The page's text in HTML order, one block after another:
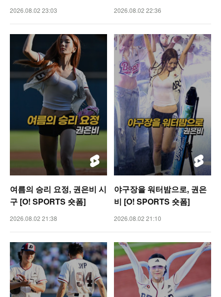
2026.08.02 23:03 2026.08.02 22:36
여름의 승리 요정, 권은비 시
구 [O! SPORTS 숏폼]
2026.08.02 21:38
야구장을 워터밤으로, 권은
비 [O! SPORTS 숏폼]
2026.08.02 21:10